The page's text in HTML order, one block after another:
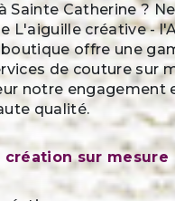
Sainte Catherine ?
L'aiguille créative -
offre une
de couture sur
notre engagement
qualité.
création sur mesure